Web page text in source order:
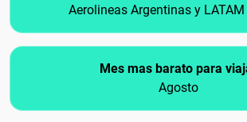
Aerolineas Argentinas y
Mes mas barato para
Agosto